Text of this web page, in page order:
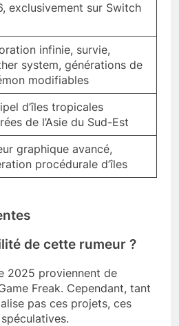
exclusivement sur Switch
infinie, survie,
system, générations de
modifiables
d’îles tropicales
de l’Asie du Sud-Est
graphique avancé,
procédurale d’îles
de cette rumeur ?
2025 proviennent de
Freak. Cependant, tant
pas ces projets, ces